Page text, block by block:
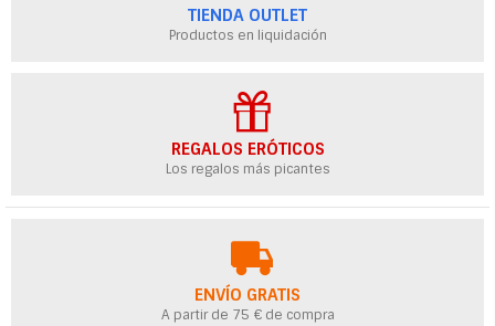
TIENDA OUTLET
Productos en liquidación
REGALOS ERÓTICOS
Los regalos más picantes
ENVÍO GRATIS
A partir de 75 € de compra